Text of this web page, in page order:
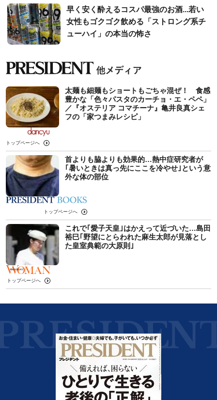
早く安く酔えるコスパ最強のお酒...若い
女性もゴクゴク飲める「ストロング系チ
ューハイ」の本当の怖さ
太麺も細麺もショートもごちゃ混ぜ！ 食感
豊かな「色々パスタのカーチョ・エ・ペペ」
／『オステリア コマチーナ』亀井良真シェ
フの「家つまみレシピ」
トップページへ
首よりも脇よりも効果的…熱中症研究者が
｢暑いときは真っ先にここを冷やせ｣という意
外な体の部位
トップページへ
これで｢愛子天皇｣はかえって近づいた…島田
裕巳｢野望にとらわれた麻生太郎が見落とし
た皇室典範の大原則｣
トップページへ